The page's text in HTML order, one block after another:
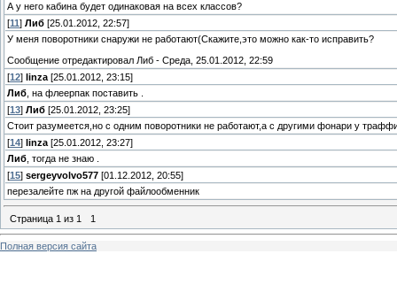
А у него кабина будет одинаковая на всех классов?
[11 ] Либ [25.01.2012, 22:57]
У меня поворотники снаружи не работают(Скажите,это можно как-то исправить?
Сообщение отредактировал Либ - Среда, 25.01.2012, 22:59
[12] linza [25.01.2012, 23:15]
Либ , на флеерпак поставить .
[13] Либ [25.01.2012, 23:25]
Стоит разумеется,но с одним поворотники не работают,а с другими фонари у
[14] linza [25.01.2012, 23:27]
Либ , тогда не знаю .
[15] sergeyvolvo577 [01.12.2012, 20:55]
перезалейте пж на другой файлообменник
Страница 1 из 1 1
Полная версия сайта